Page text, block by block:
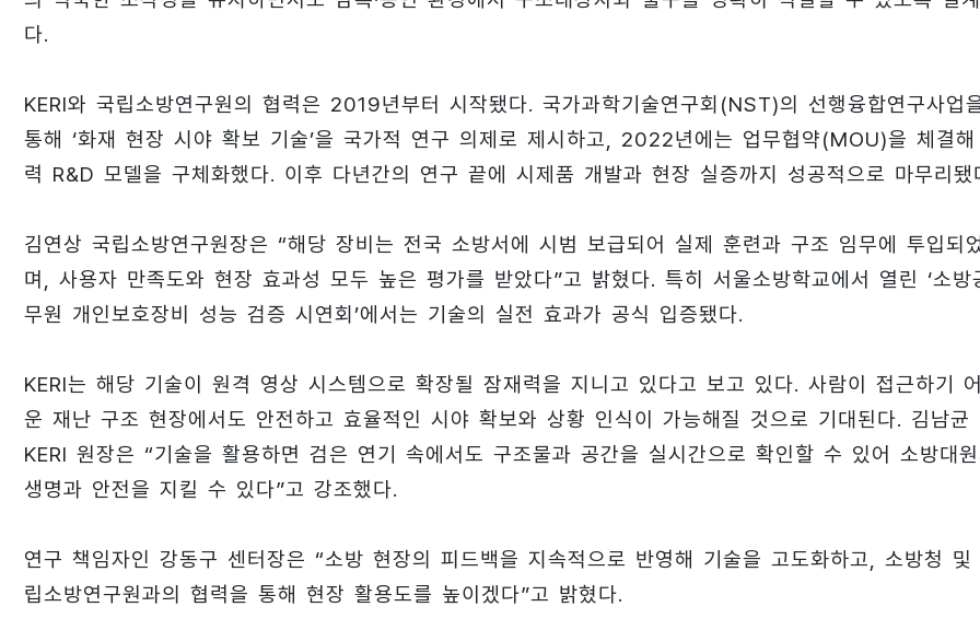
다.
KERI와 국립소방연구원의 협력은 2019년부터 시작됐다. 국가과학기술연구회(NST)의 선행융합연구사업
통해 ‘화재 현장 시야 확보 기술’을 국가적 연구 의제로 제시하고, 2022년에는 업무협약(MOU)을 체결
력 R&D 모델을 구체화했다. 이후 다년간의 연구 끝에 시제품 개발과 현장 실증까지 성공적으로 마무리됐
김연상 국립소방연구원장은 “해당 장비는 전국 소방서에 시범 보급되어 실제 훈련과 구조 임무에 투입되
며, 사용자 만족도와 현장 효과성 모두 높은 평가를 받았다”고 밝혔다. 특히 서울소방학교에서 열린 ‘소방
무원 개인보호장비 성능 검증 시연회’에서는 기술의 실전 효과가 공식 입증됐다.
KERI는 해당 기술이 원격 영상 시스템으로 확장될 잠재력을 지니고 있다고 보고 있다. 사람이 접근하기
운 재난 구조 현장에서도 안전하고 효율적인 시야 확보와 상황 인식이 가능해질 것으로 기대된다. 김남균
KERI 원장은 “기술을 활용하면 검은 연기 속에서도 구조물과 공간을 실시간으로 확인할 수 있어 소방대
생명과 안전을 지킬 수 있다”고 강조했다.
연구 책임자인 강동구 센터장은 “소방 현장의 피드백을 지속적으로 반영해 기술을 고도화하고, 소방청 및
립소방연구원과의 협력을 통해 현장 활용도를 높이겠다”고 밝혔다.